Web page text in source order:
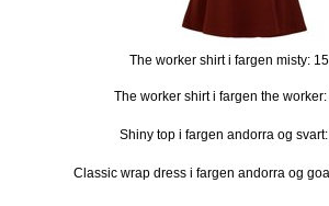
The worker shirt i fargen misty:
The worker shirt i fargen the
Shiny top i fargen andorra og
Classic wrap dress i fargen andorra og